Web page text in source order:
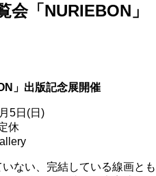
「NURIEBON」
」出版記念展開催
5日(日)
休
ない、完結している線画とも